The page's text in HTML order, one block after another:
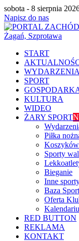
sobota - 8 sierpnia
Napisz do nas
START
WYDARZENIA
SPORT
KULTURA
WIDEO
ŻARY SPORT
Piłka
Sporty
Bieganie
Inne
Baza
Oferta
RED BUTTON
REKLAMA
KONTAKT